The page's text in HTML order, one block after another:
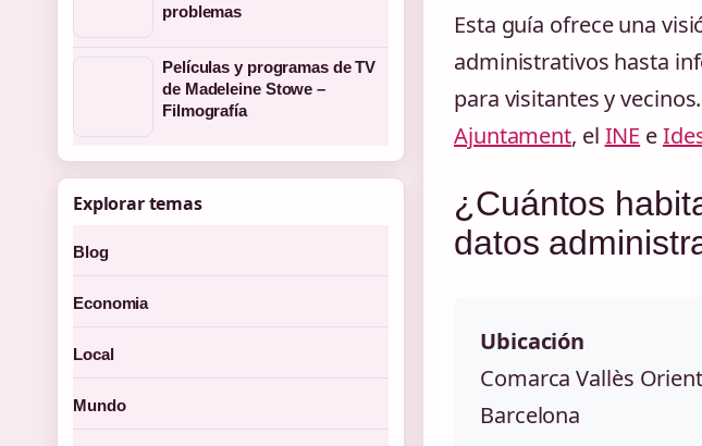
Esta guía ofrece una
administrativos hasta
para visitantes y
Ajuntament, el INE e
¿Cuántos
datos
Ubicación
Comarca Vallès
Barcelona
problemas
Películas y programas de TV
de Madeleine Stowe –
Filmografía
Explorar temas
Blog
Economia
Local
Mundo